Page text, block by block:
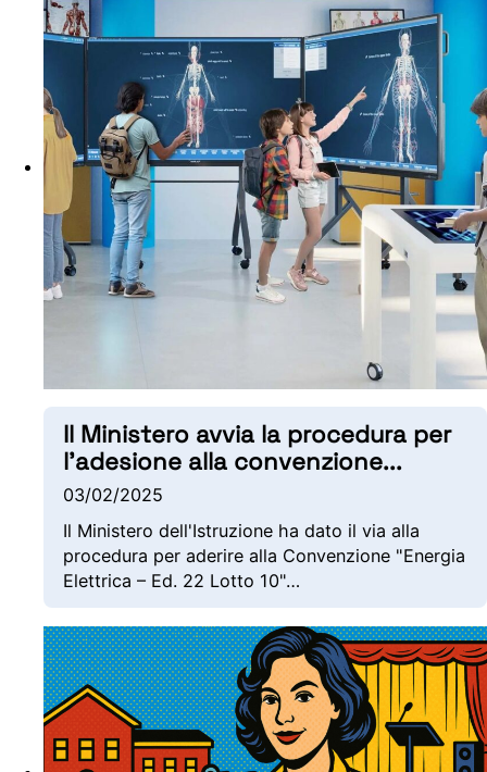
Il Ministero avvia la procedura per
l’adesione alla convenzione...
03/02/2025
Il Ministero dell'Istruzione ha dato il via alla
procedura per aderire alla Convenzione "Energia
Elettrica – Ed. 22 Lotto 10"…